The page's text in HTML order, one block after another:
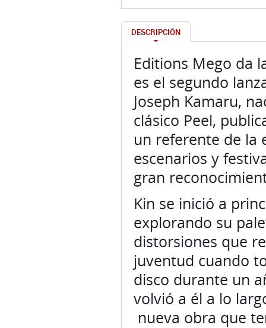
DESCRIPCIÓN
Editions Mego da
es el segundo
Joseph Kamaru,
clásico Peel,
un referente de la
escenarios y
gran
Kin se inició a
explorando su
distorsiones que
juventud cuando
disco durante un
volvió a él a lo
nueva obra que